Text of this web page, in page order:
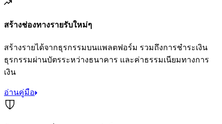
สร้างช่องทางรายรับใหม่ๆ
สร้างรายได้จากธุรกรรมบนแพลตฟอร์ม รวมถึงการชำระเงิน
ธุรกรรมผ่านบัตรระหว่างธนาคาร และค่าธรรมเนียมทางการ
เงิน
อ่านคู่มือ